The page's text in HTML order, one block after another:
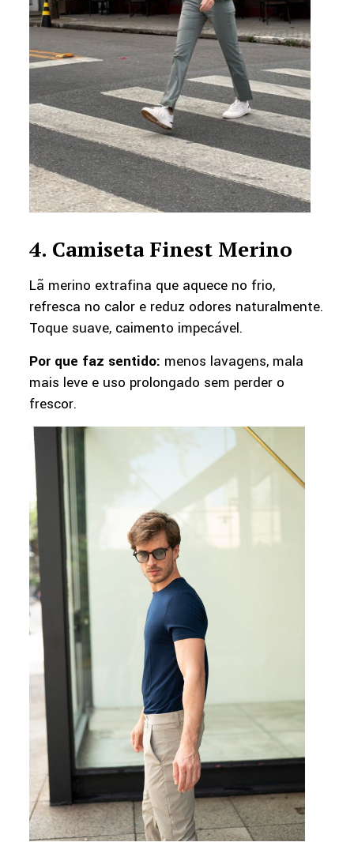
4. Camiseta Finest Merino
Lã merino extrafina que aquece no frio,
refresca no calor e reduz odores naturalmente.
Toque suave, caimento impecável.
Por que faz sentido: menos lavagens, mala
mais leve e uso prolongado sem perder o
frescor.